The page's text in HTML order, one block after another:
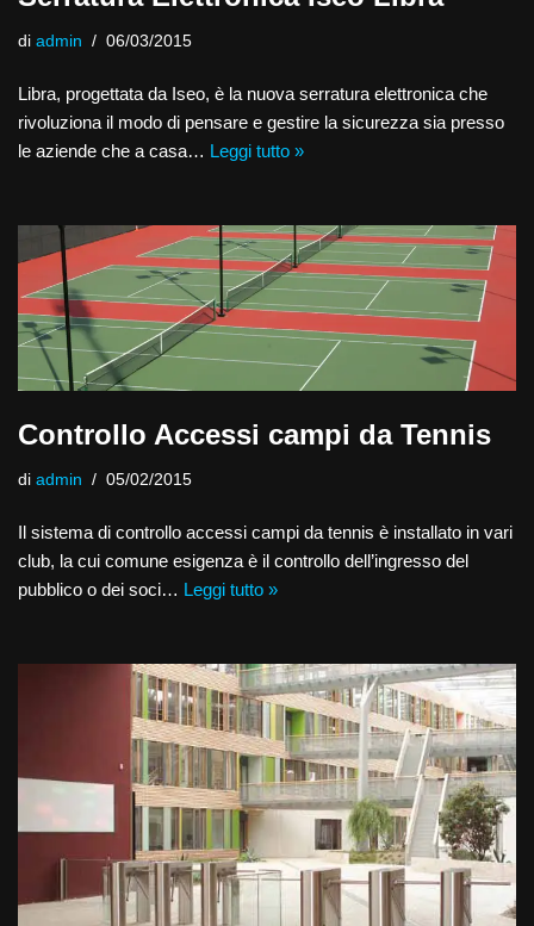
di admin 06/03/2015
Libra, progettata da Iseo, è la nuova serratura elettronica che
rivoluziona il modo di pensare e gestire la sicurezza sia presso
le aziende che a casa… Leggi tutto »
Controllo Accessi campi da Tennis
di admin 05/02/2015
Il sistema di controllo accessi campi da tennis è installato in vari
club, la cui comune esigenza è il controllo dell’ingresso del
pubblico o dei soci… Leggi tutto »